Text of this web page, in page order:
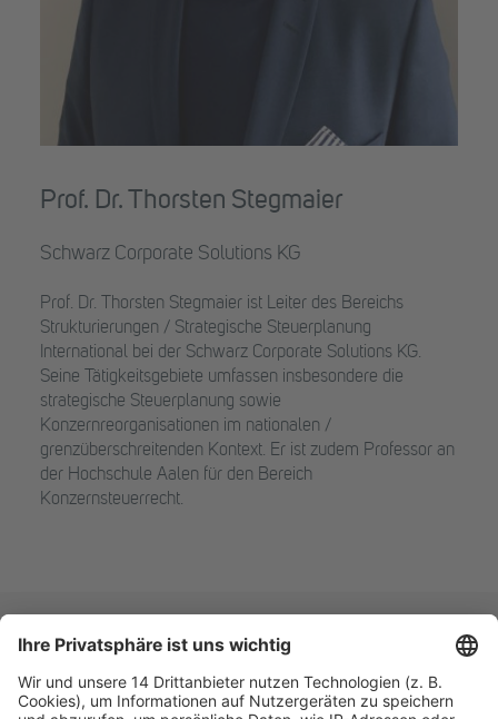
Prof. Dr. Thorsten Stegmaier
Schwarz Corporate Solutions KG
Prof. Dr. Thorsten Stegmaier ist Leiter des Bereichs
Strukturierungen / Strategische Steuerplanung
International bei der Schwarz Corporate Solutions KG.
Seine Tätigkeitsgebiete umfassen insbesondere die
strategische Steuerplanung sowie
Konzernreorganisationen im nationalen /
grenzüberschreitenden Kontext. Er ist zudem Professor an
der Hochschule Aalen für den Bereich
Konzernsteuerrecht.